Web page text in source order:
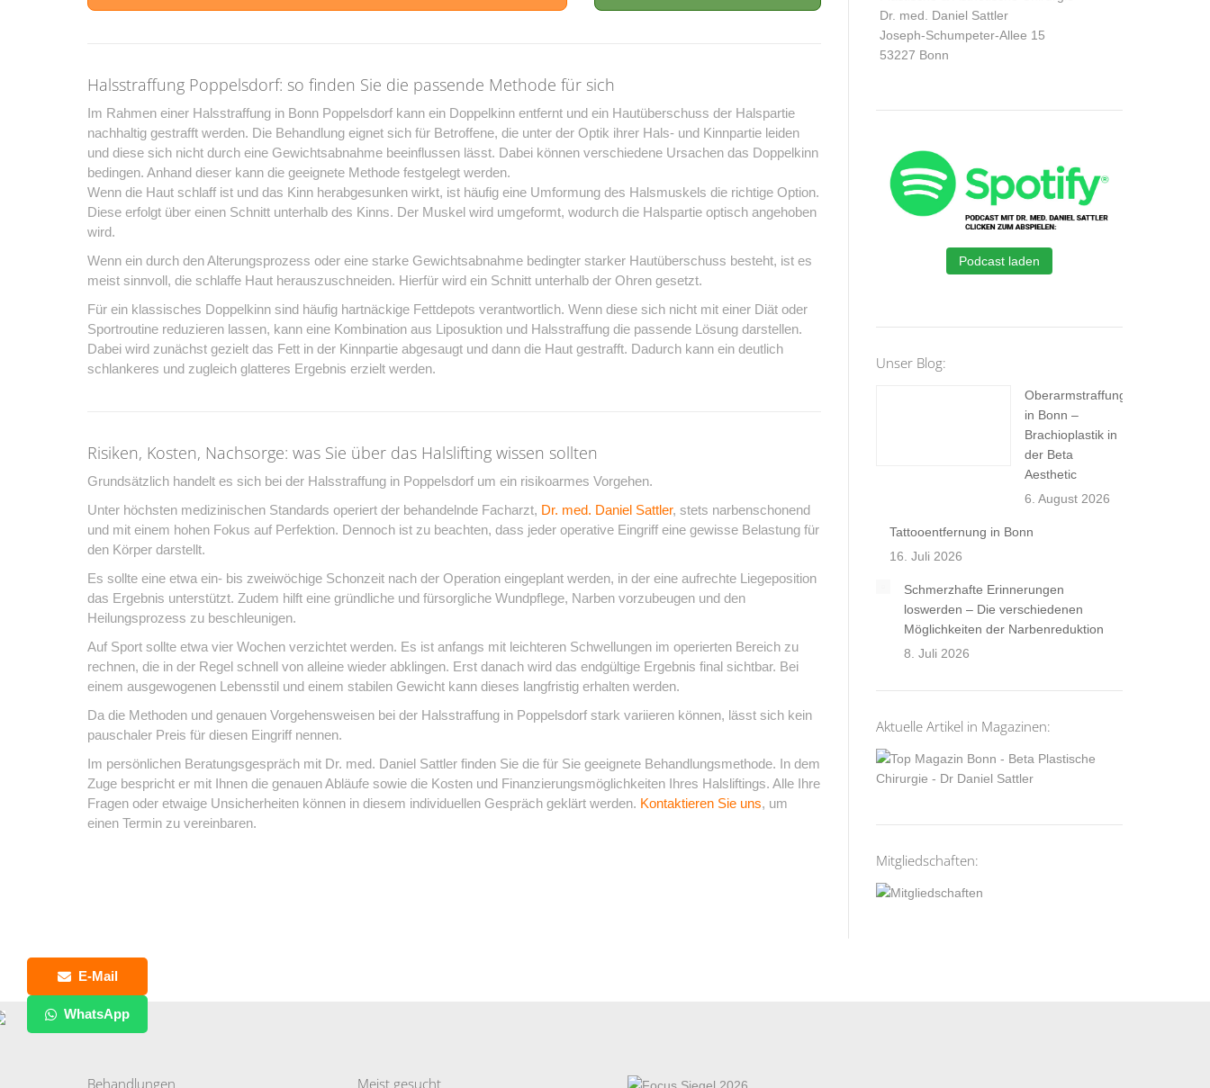
Halsstraffung Poppelsdorf: so finden Sie die passende Methode für sich
Im Rahmen einer Halsstraffung in Bonn Poppelsdorf kann ein Doppelkinn entfernt und ein Hautüberschuss der Halspartie
nachhaltig gestrafft werden. Die Behandlung eignet sich für Betroffene, die unter der Optik ihrer Hals- und Kinnpartie leiden
und diese sich nicht durch eine Gewichtsabnahme beeinflussen lässt. Dabei können verschiedene Ursachen das Doppelkinn
bedingen. Anhand dieser kann die geeignete Methode festgelegt werden.
Wenn die Haut schlaff ist und das Kinn herabgesunken wirkt, ist häufig eine Umformung des Halsmuskels die richtige Option.
Diese erfolgt über einen Schnitt unterhalb des Kinns. Der Muskel wird umgeformt, wodurch die Halspartie optisch angehoben
wird.
Wenn ein durch den Alterungsprozess oder eine starke Gewichtsabnahme bedingter starker Hautüberschuss besteht, ist es
meist sinnvoll, die schlaffe Haut herauszuschneiden. Hierfür wird ein Schnitt unterhalb der Ohren gesetzt.
Für ein klassisches Doppelkinn sind häufig hartnäckige Fettdepots verantwortlich. Wenn diese sich nicht mit einer Diät oder
Sportroutine reduzieren lassen, kann eine Kombination aus Liposuktion und Halsstraffung die passende Lösung darstellen.
Dabei wird zunächst gezielt das Fett in der Kinnpartie abgesaugt und dann die Haut gestrafft. Dadurch kann ein deutlich
schlankeres und zugleich glatteres Ergebnis erzielt werden.
Risiken, Kosten, Nachsorge: was Sie über das Halslifting wissen sollten
Grundsätzlich handelt es sich bei der Halsstraffung in Poppelsdorf um ein risikoarmes Vorgehen.
Unter höchsten medizinischen Standards operiert der behandelnde Facharzt, Dr. med. Daniel Sattler, stets narbenschonend
und mit einem hohen Fokus auf Perfektion. Dennoch ist zu beachten, dass jeder operative Eingriff eine gewisse Belastung für
den Körper darstellt.
Es sollte eine etwa ein- bis zweiwöchige Schonzeit nach der Operation eingeplant werden, in der eine aufrechte Liegeposition
das Ergebnis unterstützt. Zudem hilft eine gründliche und fürsorgliche Wundpflege, Narben vorzubeugen und den
Heilungsprozess zu beschleunigen.
Auf Sport sollte etwa vier Wochen verzichtet werden. Es ist anfangs mit leichteren Schwellungen im operierten Bereich zu
rechnen, die in der Regel schnell von alleine wieder abklingen. Erst danach wird das endgültige Ergebnis final sichtbar. Bei
einem ausgewogenen Lebensstil und einem stabilen Gewicht kann dieses langfristig erhalten werden.
Da die Methoden und genauen Vorgehensweisen bei der Halsstraffung in Poppelsdorf stark variieren können, lässt sich kein
pauschaler Preis für diesen Eingriff nennen.
Im persönlichen Beratungsgespräch mit Dr. med. Daniel Sattler finden Sie die für Sie geeignete Behandlungsmethode. In dem
Zuge bespricht er mit Ihnen die genauen Abläufe sowie die Kosten und Finanzierungsmöglichkeiten Ihres Halsliftings. Alle Ihre
Fragen oder etwaige Unsicherheiten können in diesem individuellen Gespräch geklärt werden. Kontaktieren Sie uns, um
einen Termin zu vereinbaren.
Dr. med. Daniel Sattler
Joseph-Schumpeter-Allee 15
53227 Bonn
Podcast laden
Unser Blog:
Oberarmstraffung
in Bonn –
Brachioplastik in
der Beta
Aesthetic
6. August 2026
Tattooentfernung in Bonn
16. Juli 2026
Schmerzhafte Erinnerungen
loswerden – Die verschiedenen
Möglichkeiten der Narbenreduktion
8. Juli 2026
Aktuelle Artikel in Magazinen:
Mitgliedschaften:
E-Mail
WhatsApp
Behandlungen Meist gesucht